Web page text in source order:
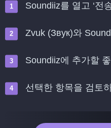
Soundiiz를 열고 ‘전
Zvuk (Звук)와
Soundiiz에 추가할
선택한 항목을 검토